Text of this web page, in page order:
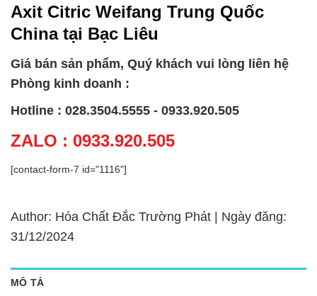
Axit Citric Weifang Trung Quốc
China tại Bạc Liêu
Giá bán sản phẩm, Quý khách vui lòng liên hệ
Phòng kinh doanh :
Hotline : 028.3504.5555 - 0933.920.505
ZALO : 0933.920.505
[contact-form-7 id="1116"]
Author: Hóa Chất Đắc Trường Phát | Ngày đăng:
31/12/2024
MÔ TẢ